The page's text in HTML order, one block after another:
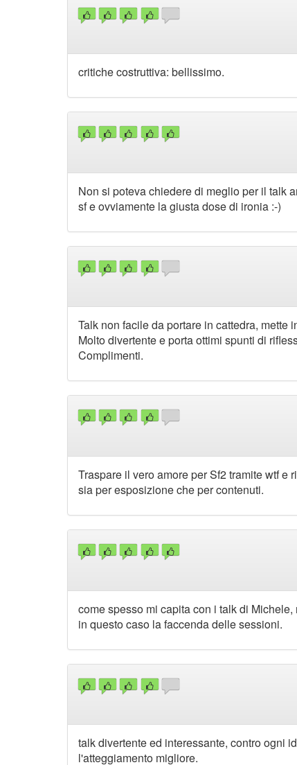
critiche costruttiva: bellissimo.
Non si poteva chiedere di meglio per il talk
sf e ovviamente la giusta dose di ironia :-)
Talk non facile da portare in cattedra, mette
Molto divertente e porta ottimi spunti di
Complimenti.
Traspare il vero amore per Sf2 tramite wtf
sia per esposizione che per contenuti.
come spesso mi capita con i talk di
in questo caso la faccenda delle sessioni.
talk divertente ed interessante, contro ogni
l'atteggiamento migliore.